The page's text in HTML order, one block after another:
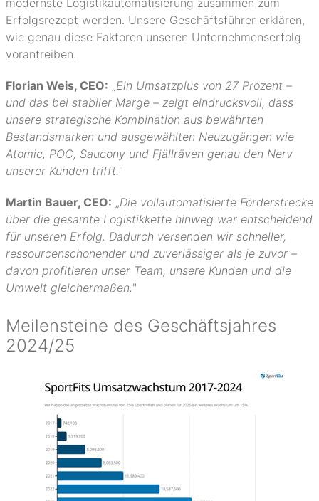
modernste Logistikautomatisierung zusammen zum
Erfolgsrezept werden. Unsere Geschäftsführer erklären,
wie genau diese Faktoren unseren Unternehmenserfolg
vorantreiben.
Florian Weis, CEO: „Ein Umsatzplus von 27 Prozent –
und das bei stabiler Marge – zeigt eindrucksvoll, dass
unsere strategische Kombination aus bewährten
Bestandsmarken und ausgewählten Neuzugängen wie
Atomic, POC, Saucony und Fjällräven genau den Nerv
unserer Kunden trifft."
Martin Bauer, CEO: „Die vollautomatisierte Förderstrecke
über die gesamte Logistikkette hinweg war entscheidend
für unseren Erfolg. Dadurch versenden wir schneller,
ressourcenschonender und zuverlässiger als je zuvor –
davon profitieren unser Team, unsere Kunden und die
Umwelt gleichermaßen."
Meilensteine des Geschäftsjahres
2024/25